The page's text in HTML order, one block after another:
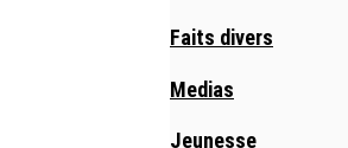
Faits divers
Medias
Jeunesse